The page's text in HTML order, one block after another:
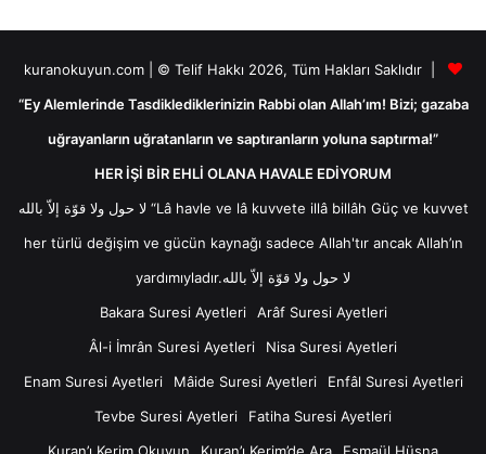
kuranokuyun.com | © Telif Hakkı 2026, Tüm Hakları Saklıdır |
“Ey Alemlerinde Tasdiklediklerinizin Rabbi olan Allah’ım! Bizi; gazaba
uğrayanların uğratanların ve saptıranların yoluna saptırma!”
HER İŞİ BİR EHLİ OLANA HAVALE EDİYORUM
لا حول ولا قوّة إلاّ بالله “Lâ havle ve lâ kuvvete illâ billâh Güç ve kuvvet
her türlü değişim ve gücün kaynağı sadece Allah'tır ancak Allah’ın
yardımıyladır.لا حول ولا قوّة إلاّ بالله
Bakara Suresi Ayetleri
Arâf Suresi Ayetleri
Âl-i İmrân Suresi Ayetleri
Nisa Suresi Ayetleri
Enam Suresi Ayetleri
Mâide Suresi Ayetleri
Enfâl Suresi Ayetleri
Tevbe Suresi Ayetleri
Fatiha Suresi Ayetleri